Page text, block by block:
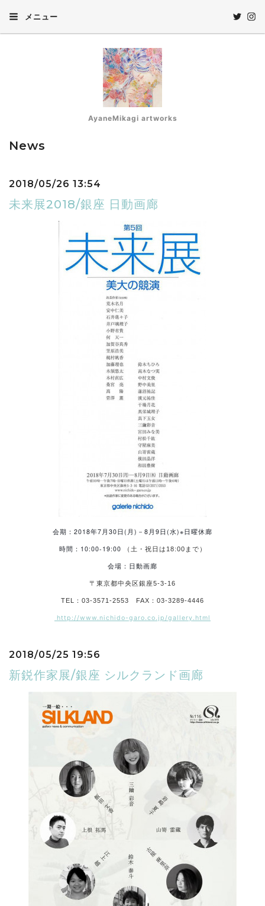
メニュー
AyaneMikagi artworks
News
2018/05/26 13:54
未来展2018/銀座 日動画廊
会期：2018年7月30日(月)－8月9日(水)※日曜休廊
時間：10:00-19:00 （土・祝日は18:00まで）
会場：日動画廊
〒 東京都中央区銀座5-3-16
TEL：03-3571-2553 FAX：03-3289-4446
http://www.nichido-garo.co.jp/gallery.html
2018/05/25 19:56
新鋭作家展/銀座 シルクランド画廊